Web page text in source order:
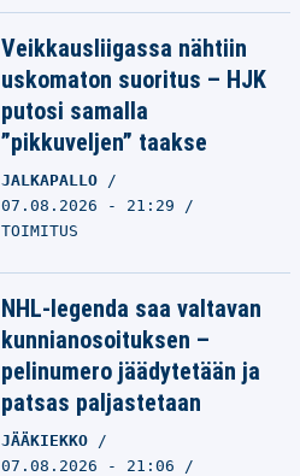
Veikkausliigassa nähtiin
uskomaton suoritus – HJK
putosi samalla
”pikkuveljen” taakse
JALKAPALLO
07.08.2026 - 21:29
TOIMITUS
NHL-legenda saa valtavan
kunnianosoituksen –
pelinumero jäädytetään ja
patsas paljastetaan
JÄÄKIEKKO
07.08.2026 - 21:06